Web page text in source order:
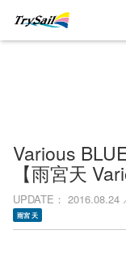
Various
【雨宮天
UPDATE 2016.08.24
雨宮 天